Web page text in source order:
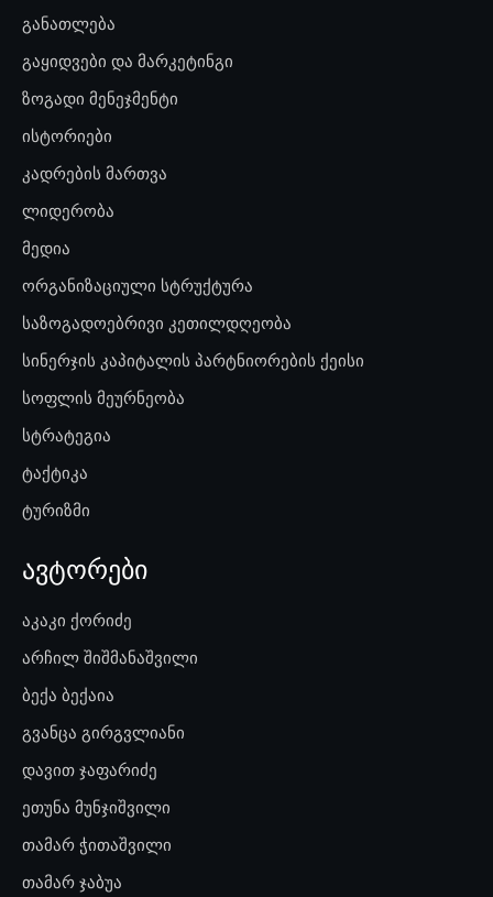
განათლება
გაყიდვები და მარკეტინგი
ზოგადი მენეჯმენტი
ისტორიები
კადრების მართვა
ლიდერობა
მედია
ორგანიზაციული სტრუქტურა
საზოგადოებრივი კეთილდღეობა
სინერჯის კაპიტალის პარტნიორების ქეისი
სოფლის მეურნეობა
სტრატეგია
ტაქტიკა
ტურიზმი
ავტორები
აკაკი ქორიძე
არჩილ შიშმანაშვილი
ბექა ბექაია
გვანცა გირგვლიანი
დავით ჯაფარიძე
ეთუნა მუნჯიშვილი
თამარ ჭითაშვილი
თამარ ჯაბუა